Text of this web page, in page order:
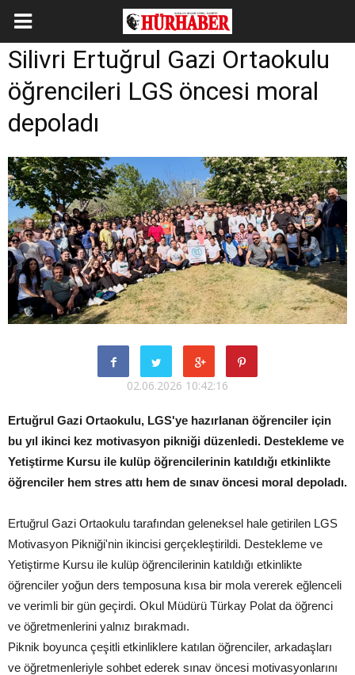
Silivri Ertuğrul Gazi Ortaokulu
öğrencileri LGS öncesi moral
depoladı
02.06.2026 10:42:16
Ertuğrul Gazi Ortaokulu, LGS'ye hazırlanan öğrenciler için
bu yıl ikinci kez motivasyon pikniği düzenledi. Destekleme ve
Yetiştirme Kursu ile kulüp öğrencilerinin katıldığı etkinlikte
öğrenciler hem stres attı hem de sınav öncesi moral depoladı.
Ertuğrul Gazi Ortaokulu tarafından geleneksel hale getirilen LGS
Motivasyon Pikniği'nin ikincisi gerçekleştirildi. Destekleme ve
Yetiştirme Kursu ile kulüp öğrencilerinin katıldığı etkinlikte
öğrenciler yoğun ders temposuna kısa bir mola vererek eğlenceli
ve verimli bir gün geçirdi. Okul Müdürü Türkay Polat da öğrenci
ve öğretmenlerini yalnız bırakmadı.
Piknik boyunca çeşitli etkinliklere katılan öğrenciler, arkadaşları
ve öğretmenleriyle sohbet ederek sınav öncesi motivasyonlarını